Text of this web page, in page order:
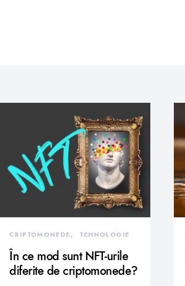
CRIPTOMONEDE TEHNOLOGIE
În ce mod sunt NFT-urile
diferite de criptomonede?